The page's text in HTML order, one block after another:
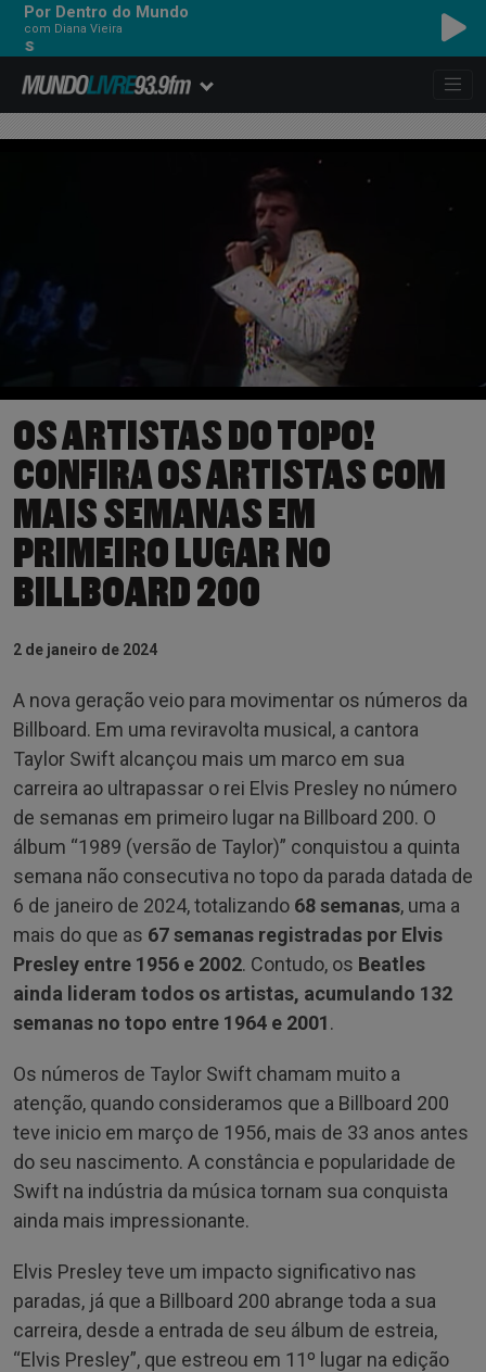
Por Dentro do Mundo
com Diana Vieira
U2 - STREET OF
OS ARTISTAS DO TOPO!
CONFIRA OS ARTISTAS COM
MAIS SEMANAS EM
PRIMEIRO LUGAR NO
BILLBOARD 200
2 de janeiro de 2024
A nova geração veio para movimentar os números da
Billboard. Em uma reviravolta musical, a cantora
Taylor Swift alcançou mais um marco em sua
carreira ao ultrapassar o rei Elvis Presley no número
de semanas em primeiro lugar na Billboard 200. O
álbum “1989 (versão de Taylor)” conquistou a quinta
semana não consecutiva no topo da parada datada de
6 de janeiro de 2024, totalizando 68 semanas, uma a
mais do que as 67 semanas registradas por Elvis
Presley entre 1956 e 2002. Contudo, os Beatles
ainda lideram todos os artistas, acumulando 132
semanas no topo entre 1964 e 2001.
Os números de Taylor Swift chamam muito a
atenção, quando consideramos que a Billboard 200
teve inicio em março de 1956, mais de 33 anos antes
do seu nascimento. A constância e popularidade de
Swift na indústria da música tornam sua conquista
ainda mais impressionante.
Elvis Presley teve um impacto significativo nas
paradas, já que a Billboard 200 abrange toda a sua
carreira, desde a entrada de seu álbum de estreia,
“Elvis Presley”, que estreou em 11º lugar na edição